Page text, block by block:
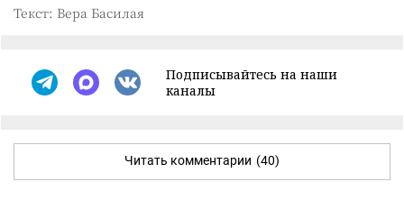
Текст: Вера Басилая
Подписывайтесь на наши
каналы
Читать комментарии (40)